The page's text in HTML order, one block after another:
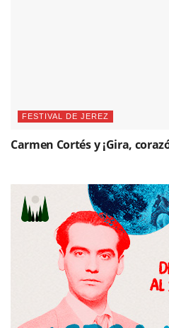
FESTIVAL DE JEREZ
Carmen Cortés y ¡Gira,